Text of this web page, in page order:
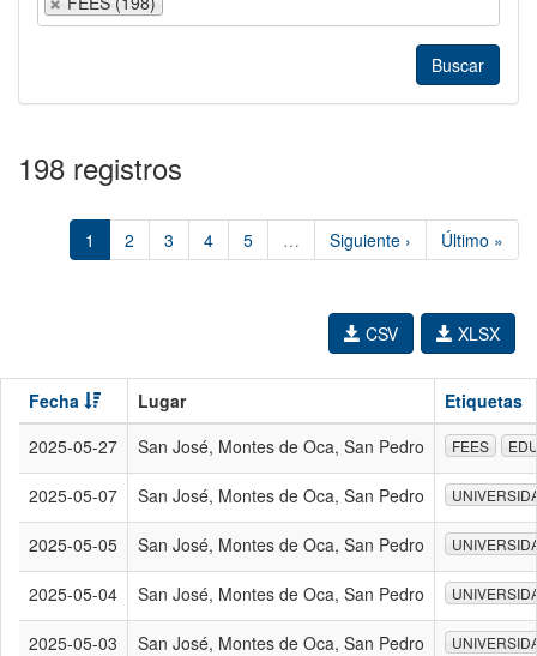
198 registros
1 2 3 4 5 … Siguiente › Último »
XLSX
CSV
Fecha Lugar
Etiquetas
2025-05-27
San José, Montes de Oca, San Pedro FEES
2025-05-07 San José, Montes de Oca, San Pedro
2025-05-05 San José, Montes de Oca, San Pedro
2025-05-04 San José, Montes de Oca, San Pedro
2025-05-03 San José, Montes de Oca, San Pedro